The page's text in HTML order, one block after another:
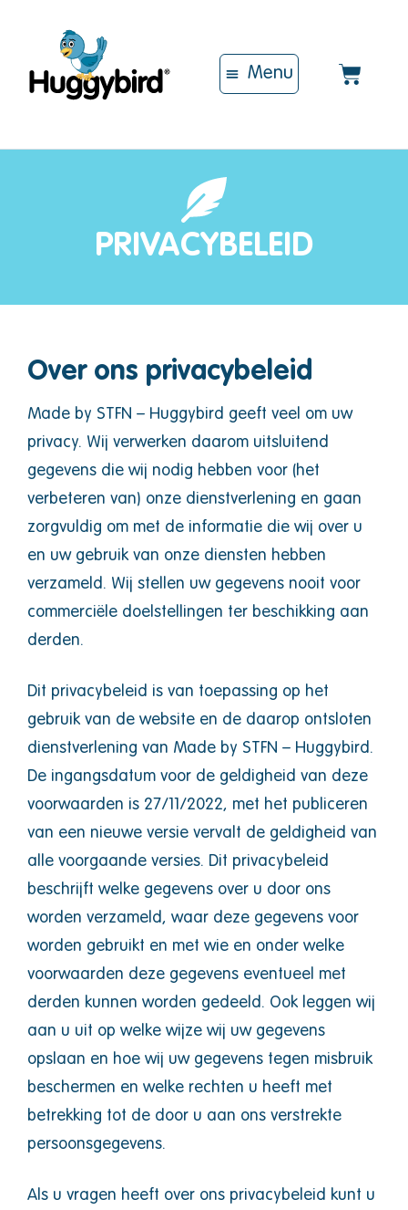
PRIVACYBELEID
Over ons privacybeleid
Made by STFN – Huggybird geeft veel om uw
privacy. Wij verwerken daarom uitsluitend
gegevens die wij nodig hebben voor (het
verbeteren van) onze dienstverlening en gaan
zorgvuldig om met de informatie die wij over u
en uw gebruik van onze diensten hebben
verzameld. Wij stellen uw gegevens nooit voor
commerciële doelstellingen ter beschikking aan
derden.
Dit privacybeleid is van toepassing op het
gebruik van de website en de daarop ontsloten
dienstverlening van Made by STFN – Huggybird.
De ingangsdatum voor de geldigheid van deze
voorwaarden is 27/11/2022, met het publiceren
van een nieuwe versie vervalt de geldigheid van
alle voorgaande versies. Dit privacybeleid
beschrijft welke gegevens over u door ons
worden verzameld, waar deze gegevens voor
worden gebruikt en met wie en onder welke
voorwaarden deze gegevens eventueel met
derden kunnen worden gedeeld. Ook leggen wij
aan u uit op welke wijze wij uw gegevens
opslaan en hoe wij uw gegevens tegen misbruik
beschermen en welke rechten u heeft met
betrekking tot de door u aan ons verstrekte
persoonsgegevens.
Als u vragen heeft over ons privacybeleid kunt u